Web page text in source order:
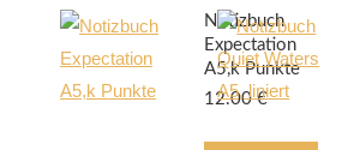
Notizbuch
Expectation
A5,k Punkte
12.00€